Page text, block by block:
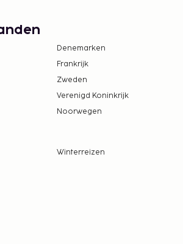
de volgende belasting: EUR 2.90
is niet van toepassing op
zijn vrijgesteld van toeslagen
niet volledig. Toeslagen en
Denemarken
Frankrijk
Zweden
Verenigd Koninkrijk
Noorwegen
Winterreizen